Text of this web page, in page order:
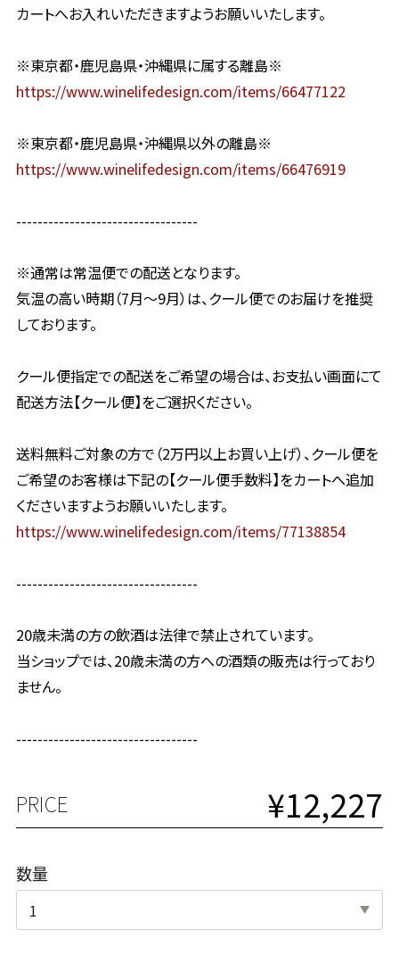
カートへお入れいただきますようお願いいたします。
※東京都・鹿児島県・沖縄県に属する離島※
https://www.winelifedesign.com/items/66477122
※東京都・鹿児島県・沖縄県以外の離島※
https://www.winelifedesign.com/items/66476919
----------------------------------
※通常は常温便での配送となります。
気温の高い時期（7月〜9月）は、クール便でのお届けを推奨
しております。
クール便指定での配送をご希望の場合は、お支払い画面にて
配送方法【クール便】をご選択ください。
送料無料ご対象の方で（2万円以上お買い上げ）、クール便を
ご希望のお客様は下記の【クール便手数料】をカートへ追加
くださいますようお願いいたします。
https://www.winelifedesign.com/items/77138854
----------------------------------
20歳未満の方の飲酒は法律で禁止されています。
当ショップでは、20歳未満の方への酒類の販売は行っており
ません。
----------------------------------
PRICE ¥12,227
数量